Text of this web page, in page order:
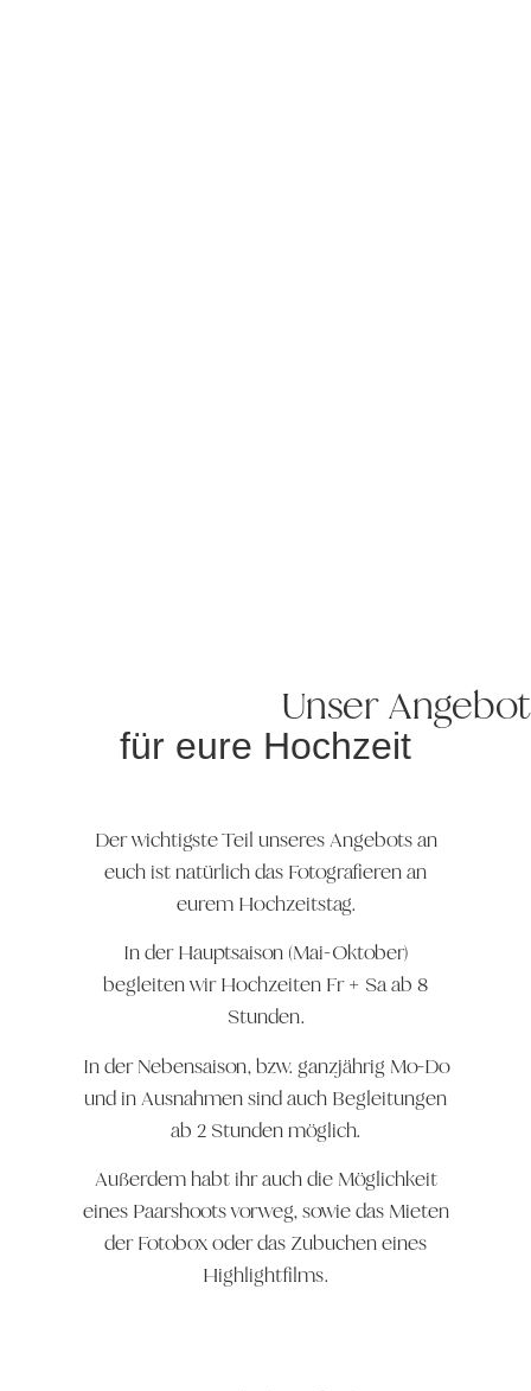
Unser Angebot
für eure Hochzeit
Der wichtigste Teil unseres Angebots an
euch ist natürlich das Fotografieren an
eurem Hochzeitstag.
In der Hauptsaison (Mai-Oktober)
begleiten wir Hochzeiten Fr + Sa ab 8
Stunden.
In der Nebensaison, bzw. ganzjährig Mo-Do
und in Ausnahmen sind auch Begleitungen
ab 2 Stunden möglich.
Außerdem habt ihr auch die Möglichkeit
eines Paarshoots vorweg, sowie das Mieten
der Fotobox oder das Zubuchen eines
Highlightfilms.